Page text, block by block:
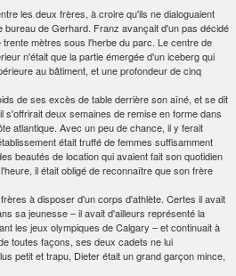
les deux frères, à croire qu'ils ne dialoguaient
bureau de Gerhard. Franz avançait d'un pas décidé
mètres sous l'herbe du parc. Le centre de
n'était que la partie émergée d'un iceberg qui
au bâtiment, et une profondeur de cinq
de ses excès de table derrière son aîné, et se dit
s'offrirait deux semaines de remise en forme dans
atlantique. Avec un peu de chance, il y ferait
était truffé de femmes suffisamment
beautés de location qui avaient fait son quotidien
il était obligé de reconnaître que son frère
à disposer d'un corps d'athlète. Certes il avait
sa jeunesse – il avait d'ailleurs représenté la
les jeux olympiques de Calgary – et continuait à
toutes façons, ses deux cadets ne lui
petit et trapu, Dieter était un grand garçon mince,